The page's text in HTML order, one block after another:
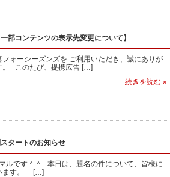
一部コンテンツの表示先変更について】
フォーシーズンズを ご利用いただき、誠にありが
。 このたび、提携広告 […]
続きを読む »
タートのお知らせ
ルです＾＾ 本日は、題名の件について、皆様に
ます。 […]